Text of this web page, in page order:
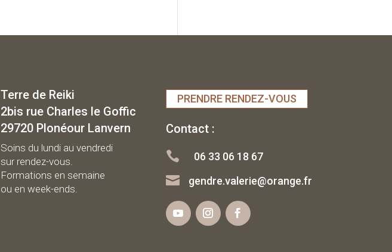
Terre de Reiki
2bis rue Charles le Goffic
29720 Plonéour Lanvern
Soins du lundi au vendredi
sur rendez-vous.
Formations en semaine
ou en week-ends.
PRENDRE RENDEZ-VOUS
Contact :
 06 33 06 18 67
 gendre.valerie@orange.fr